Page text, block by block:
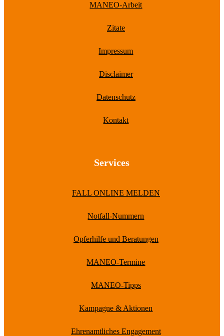
MANEO-Arbeit
Zitate
Impressum
Disclaimer
Datenschutz
Kontakt
Services
FALL ONLINE MELDEN
Notfall-Nummern
Opferhilfe und Beratungen
MANEO-Termine
MANEO-Tipps
Kampagne & Aktionen
Ehrenamtliches Engagement